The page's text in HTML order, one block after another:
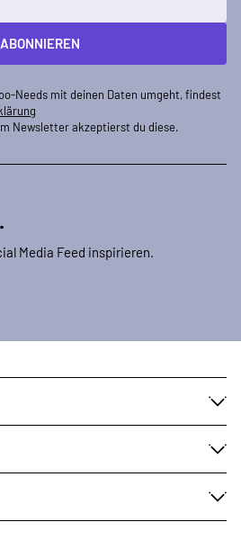
ABONNIEREN
Needs mit deinen Daten umgeht, findest
Newsletter akzeptierst du diese.
Media Feed inspirieren.